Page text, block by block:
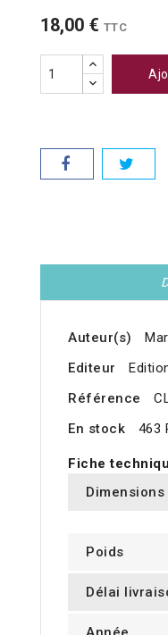
18,00 € TTC
Auteur(s)
Editeur
Référence
En stock
463
Fiche
Dimensions
Poids
Délai